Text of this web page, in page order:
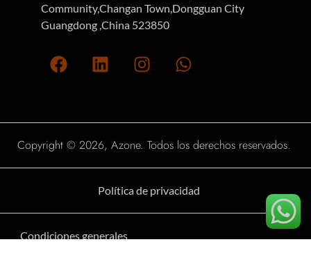
Community,Changan Town,Dongguan City
Guangdong ,China 523850
Copyright © 2026, Azone. Todos los derechos reservados.
Política de privacidad
Condiciones generales